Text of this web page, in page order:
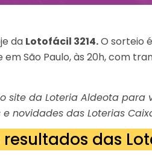
da Lotofácil 3214.O sorteio
São Paulo, às 20h, com
site da Loteria Aldeota
novidades das Loterias
das